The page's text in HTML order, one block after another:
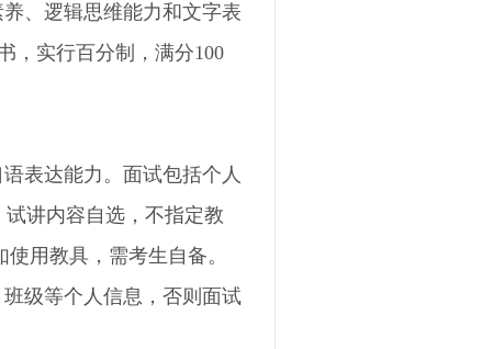
、逻辑思维能力和文字表
，实行百分制，满分100
表达能力。面试包括个人
试讲内容自选，不指定教
用教具，需考生自备。
级等个人信息，否则面试